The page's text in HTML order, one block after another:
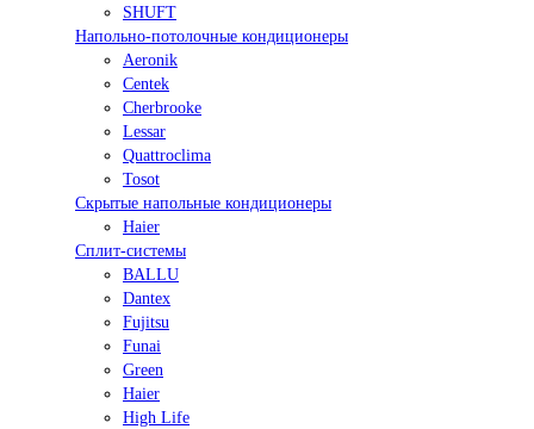
SHUFT
Напольно-потолочные кондиционеры
Aeronik
Centek
Cherbrooke
Lessar
Quattroclima
Tosot
Скрытые напольные кондиционеры
Haier
Сплит-системы
BALLU
Dantex
Fujitsu
Funai
Green
Haier
High Life